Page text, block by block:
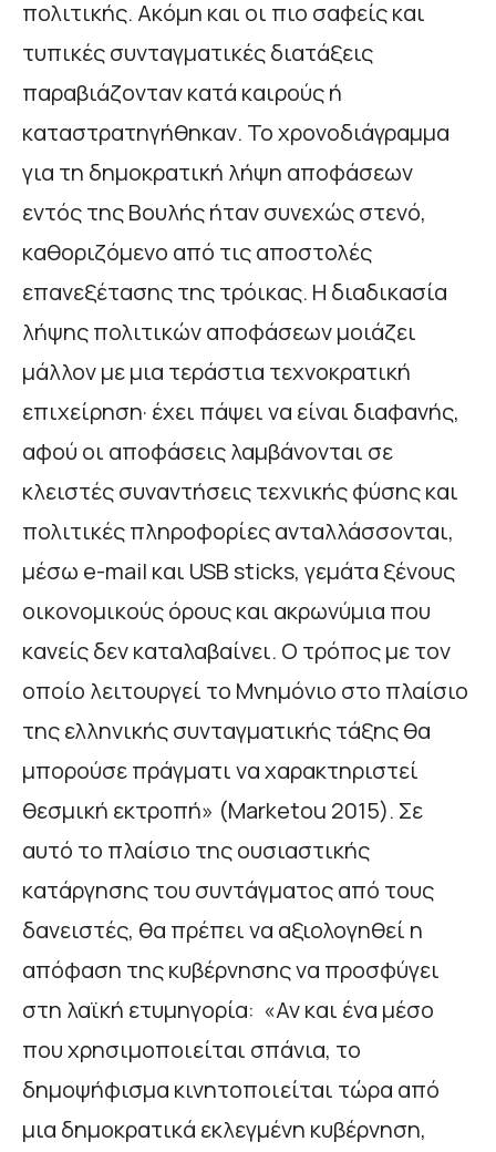
πολιτικής. Ακόμη και οι πιο σαφείς και
τυπικές συνταγματικές διατάξεις
παραβιάζονταν κατά καιρούς ή
καταστρατηγήθηκαν. Το χρονοδιάγραμμα
για τη δημοκρατική λήψη αποφάσεων
εντός της Βουλής ήταν συνεχώς στενό,
καθοριζόμενο από τις αποστολές
επανεξέτασης της τρόικας. Η διαδικασία
λήψης πολιτικών αποφάσεων μοιάζει
μάλλον με μια τεράστια τεχνοκρατική
επιχείρηση· έχει πάψει να είναι διαφανής,
αφού οι αποφάσεις λαμβάνονται σε
κλειστές συναντήσεις τεχνικής φύσης και
πολιτικές πληροφορίες ανταλλάσσονται,
μέσω e-mail και USB sticks, γεμάτα ξένους
οικονομικούς όρους και ακρωνύμια που
κανείς δεν καταλαβαίνει. Ο τρόπος με τον
οποίο λειτουργεί το Μνημόνιο στο πλαίσιο
της ελληνικής συνταγματικής τάξης θα
μπορούσε πράγματι να χαρακτηριστεί
θεσμική εκτροπή» (Marketou 2015). Σε
αυτό το πλαίσιο της ουσιαστικής
κατάργησης του συντάγματος από τους
δανειστές, θα πρέπει να αξιολογηθεί η
απόφαση της κυβέρνησης να προσφύγει
στη λαϊκή ετυμηγορία: «Αν και ένα μέσο
που χρησιμοποιείται σπάνια, το
δημοψήφισμα κινητοποιείται τώρα από
μια δημοκρατικά εκλεγμένη κυβέρνηση,